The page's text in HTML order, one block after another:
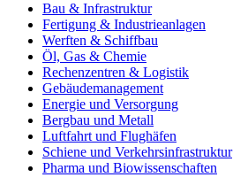
Bau & Infrastruktur
Fertigung & Industrieanlagen
Werften & Schiffbau
Öl, Gas & Chemie
Rechenzentren & Logistik
Gebäudemanagement
Energie und Versorgung
Bergbau und Metall
Luftfahrt und Flughäfen
Schiene und Verkehrsinfrastruktur
Pharma und Biowissenschaften